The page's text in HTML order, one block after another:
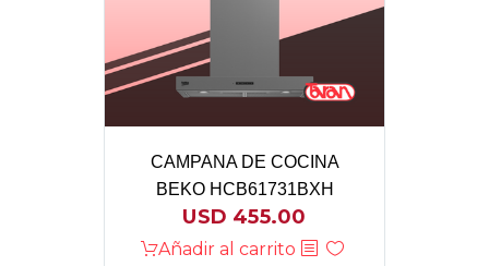
CAMPANA DE COCINA
BEKO HCB61731BXH
USD 455.00
Añadir al carrito